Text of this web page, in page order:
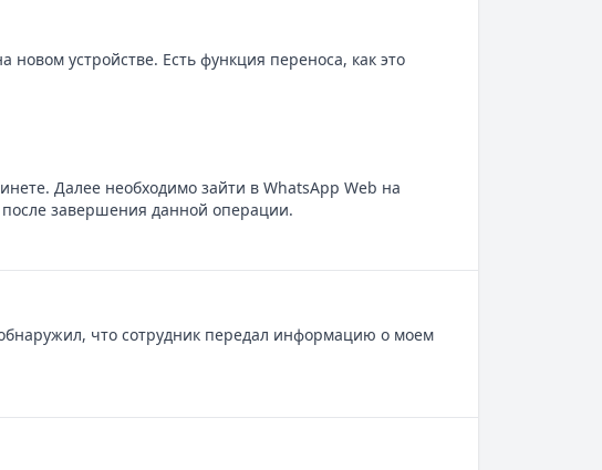
новом устройстве. Есть функция переноса, как это
Далее необходимо зайти в WhatsApp Web на
после завершения данной операции.
что сотрудник передал информацию о моем